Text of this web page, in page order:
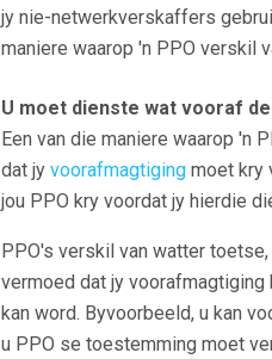
jy nie-netwerkverskaffers
maniere waarop 'n PPO verskil
U moet dienste wat vooraf
Een van die maniere waarop 'n
dat jy voorafmagtiging moet kry
jou PPO kry voordat jy hierdie
PPO's verskil van watter
vermoed dat jy
kan word. Byvoorbeeld, u kan
u PPO se toestemming moet